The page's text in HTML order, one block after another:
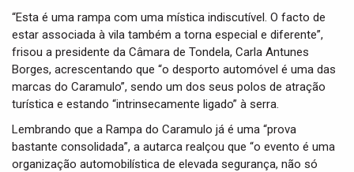
“Esta é uma rampa com uma mística indiscutível. O facto de
estar associada à vila também a torna especial e diferente”,
frisou a presidente da Câmara de Tondela, Carla Antunes
Borges, acrescentando que “o desporto automóvel é uma das
marcas do Caramulo”, sendo um dos seus polos de atração
turística e estando “intrinsecamente ligado” à serra.
Lembrando que a Rampa do Caramulo já é uma “prova
bastante consolidada”, a autarca realçou que “o evento é uma
organização automobilística de elevada segurança, não só